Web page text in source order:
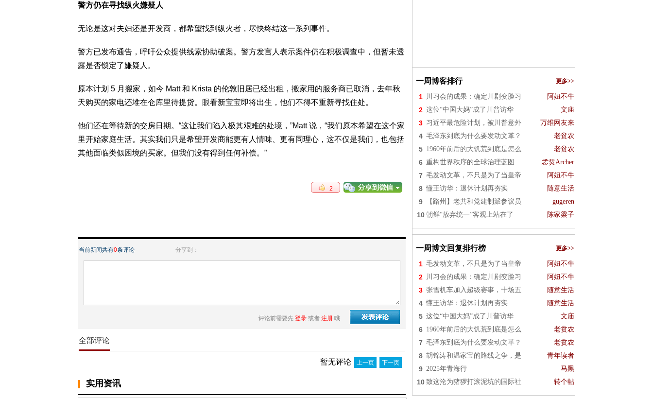
警方仍在寻找纵火嫌疑人
无论是这对夫妇还是开发商，都希望找到纵火者，尽快终结这一系列事件。
警方已发布通告，呼吁公众提供线索协助破案。警方发言人表示案件仍在积极调查中，但暂未透
露是否锁定了嫌疑人。
原本计划 5 月搬家，如今 Matt 和 Krista 的伦敦旧居已经出租，搬家用的服务商已取消，去年秋
天购买的家电还堆在仓库里待提货。眼看新宝宝即将出生，他们不得不重新寻找住处。
他们还在等待新的交房日期。“这让我们陷入极其艰难的处境，”Matt 说，“我们原本希望在这个家
里开始家庭生活。其实我们只是希望开发商能更有人情味、更有同理心，这不仅是我们，也包括
其他面临类似困境的买家。但我们没有得到任何补偿。”
2
当前新闻共有0条评论 分享到：
评论前需要先 登录 或者 注册 哦
全部评论
暂无评论 上一页 下一页
实用资讯
一周博客排行 更多>>
1 川习会的成果：确定川剧变脸习 阿妞不牛
2 这位“中国大妈”成了川普访华 文庙
3 习近平最危险计划，被川普意外 万维网友来
4 毛泽东到底为什么要发动文革？ 老贫农
5 1960年前后的大饥荒到底是怎么 老贫农
6 重构世界秩序的全球治理蓝图 孞烎Archer
7 毛发动文革，不只是为了当皇帝 阿妞不牛
8 懂王访华：退休计划再夯实 随意生活
9 【路州】老共和党建制派参议员 gugeren
10 朝鲜“放弃统一”客观上站在了 陈家梁子
一周博文回复排行榜 更多>>
1 毛发动文革，不只是为了当皇帝 阿妞不牛
2 川习会的成果：确定川剧变脸习 阿妞不牛
3 张雪机车加入超级赛事，十场五 随意生活
4 懂王访华：退休计划再夯实 随意生活
5 这位“中国大妈”成了川普访华 文庙
6 1960年前后的大饥荒到底是怎么 老贫农
7 毛泽东到底为什么要发动文革？ 老贫农
8 胡锦涛和温家宝的路线之争，是 青年读者
9 2025年青海行 马黑
10 致这沦为猪猡打滚泥坑的国际社 转个帖